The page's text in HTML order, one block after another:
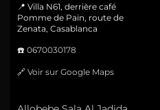
📍 Villa N61, derrière café
Pomme de Pain, route de
Zenata, Casablanca
☎️ 0670030178
🔗 Voir sur Google Maps